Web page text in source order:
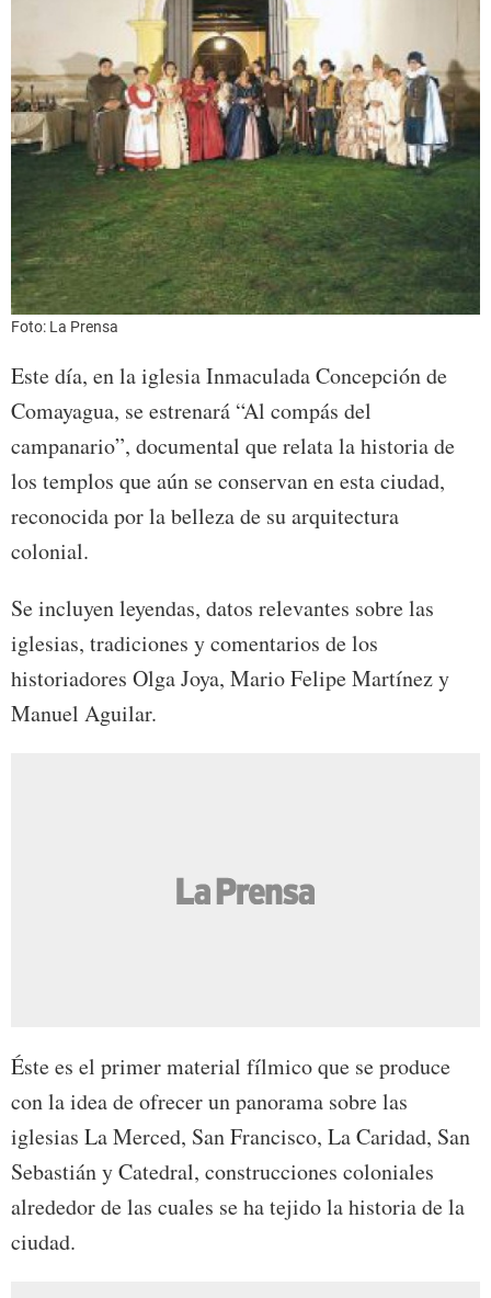
Foto: La Prensa
Este día, en la iglesia Inmaculada Concepción de
Comayagua, se estrenará “Al compás del
campanario”, documental que relata la historia de
los templos que aún se conservan en esta ciudad,
reconocida por la belleza de su arquitectura
colonial.
Se incluyen leyendas, datos relevantes sobre las
iglesias, tradiciones y comentarios de los
historiadores Olga Joya, Mario Felipe Martínez y
Manuel Aguilar.
Éste es el primer material fílmico que se produce
con la idea de ofrecer un panorama sobre las
iglesias La Merced, San Francisco, La Caridad, San
Sebastián y Catedral, construcciones coloniales
alrededor de las cuales se ha tejido la historia de la
ciudad.